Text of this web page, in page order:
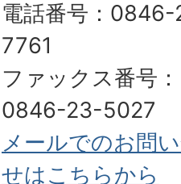
電話番号：
7761
ファックス番号：
0846-23-5027
メールでのお問
せはこちらから